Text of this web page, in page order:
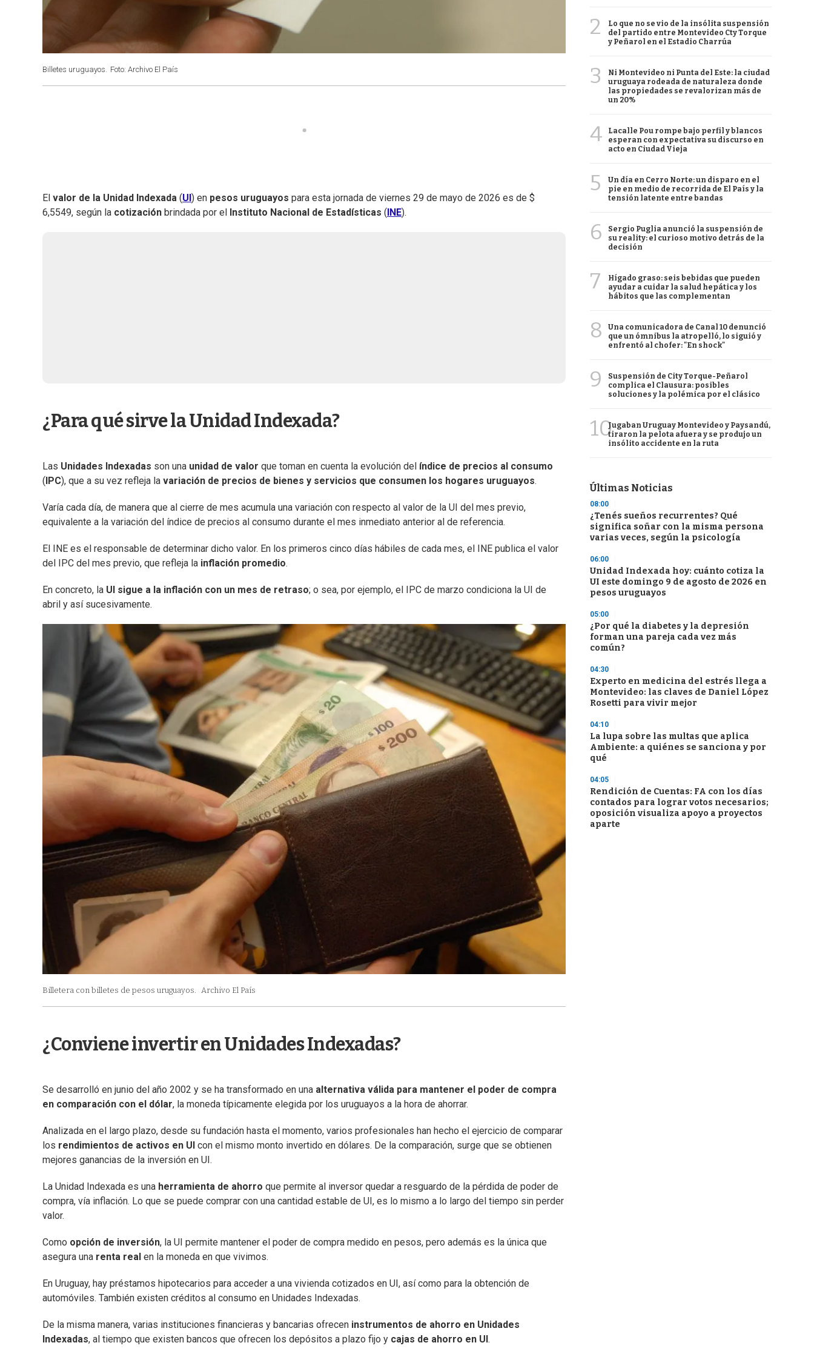
Billetes uruguayos. Foto: Archivo El País
El valor de la Unidad Indexada (UI ) en pesos uruguayos para esta jornada de viernes 29 de mayo de 2026 es de $
6,5549, según la cotización brindada por el Instituto Nacional de Estadísticas ( INE).
¿Para qué sirve la Unidad Indexada?
Las Unidades Indexadas son una unidad de valor que toman en cuenta la evolución del índice de precios al consumo
( IPC), que a su vez refleja la variación de precios de bienes y servicios que consumen los hogares uruguayos.
Varía cada día, de manera que al cierre de mes acumula una variación con respecto al valor de la UI del mes previo,
equivalente a la variación del índice de precios al consumo durante el mes inmediato anterior al de referencia.
El INE es el responsable de determinar dicho valor. En los primeros cinco días hábiles de cada mes, el INE publica el valor
del IPC del mes previo, que refleja la inflación promedio.
En concreto, la UI sigue a la inflación con un mes de retraso; o sea, por ejemplo, el IPC de marzo condiciona la UI de
abril y así sucesivamente.
Billetera con billetes de pesos uruguayos. Archivo El País
¿Conviene invertir en Unidades Indexadas?
Se desarrolló en junio del año 2002 y se ha transformado en una alternativa válida para mantener el poder de compra
en comparación con el dólar, la moneda típicamente elegida por los uruguayos a la hora de ahorrar.
Analizada en el largo plazo, desde su fundación hasta el momento, varios profesionales han hecho el ejercicio de comparar
los rendimientos de activos en UI con el mismo monto invertido en dólares. De la comparación, surge que se obtienen
mejores ganancias de la inversión en UI.
La Unidad Indexada es una herramienta de ahorro que permite al inversor quedar a resguardo de la pérdida de poder de
compra, vía inflación. Lo que se puede comprar con una cantidad estable de UI, es lo mismo a lo largo del tiempo sin perder
valor.
Como opción de inversión, la UI permite mantener el poder de compra medido en pesos, pero además es la única que
asegura una renta real en la moneda en que vivimos.
En Uruguay, hay préstamos hipotecarios para acceder a una vivienda cotizados en UI, así como para la obtención de
automóviles. También existen créditos al consumo en Unidades Indexadas.
De la misma manera, varias instituciones financieras y bancarias ofrecen instrumentos de ahorro en Unidades
Indexadas, al tiempo que existen bancos que ofrecen los depósitos a plazo fijo y cajas de ahorro en UI.
2
Lo que no se vio de la insólita suspensión
del partido entre Montevideo Cty Torque
y Peñarol en el Estadio Charrúa
3
Ni Montevideo ni Punta del Este: la ciudad
uruguaya rodeada de naturaleza donde
las propiedades se revalorizan más de
un 20%
4
Lacalle Pou rompe bajo perfil y blancos
esperan con expectativa su discurso en
acto en Ciudad Vieja
5
Un día en Cerro Norte: un disparo en el
pie en medio de recorrida de El País y la
tensión latente entre bandas
6
Sergio Puglia anunció la suspensión de
su reality: el curioso motivo detrás de la
decisión
7
Hígado graso: seis bebidas que pueden
ayudar a cuidar la salud hepática y los
hábitos que las complementan
8
Una comunicadora de Canal 10 denunció
que un ómnibus la atropelló, lo siguió y
enfrentó al chofer: "En shock"
9
Suspensión de City Torque-Peñarol
complica el Clausura: posibles
soluciones y la polémica por el clásico
10Jugaban Uruguay Montevideo y Paysandú,
tiraron la pelota afuera y se produjo un
insólito accidente en la ruta
Últimas Noticias
08:00
¿Tenés sueños recurrentes? Qué
significa soñar con la misma persona
varias veces, según la psicología
06:00
Unidad Indexada hoy: cuánto cotiza la
UI este domingo 9 de agosto de 2026 en
pesos uruguayos
05:00
¿Por qué la diabetes y la depresión
forman una pareja cada vez más
común?
04:30
Experto en medicina del estrés llega a
Montevideo: las claves de Daniel López
Rosetti para vivir mejor
04:10
La lupa sobre las multas que aplica
Ambiente: a quiénes se sanciona y por
qué
04:05
Rendición de Cuentas: FA con los días
contados para lograr votos necesarios;
oposición visualiza apoyo a proyectos
aparte